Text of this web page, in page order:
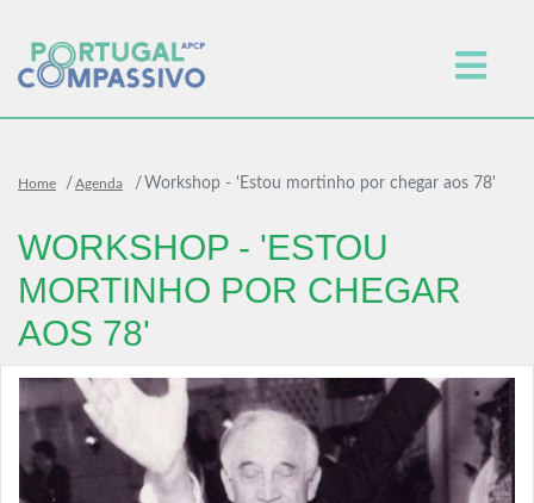
Home Agenda Workshop - 'Estou mortinho por chegar aos 78'
WORKSHOP - 'ESTOU
MORTINHO POR CHEGAR
AOS 78'